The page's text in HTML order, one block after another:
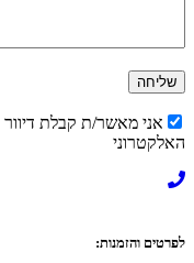
מאשר/ת קבלת דיוור ו/או
והזמנות: